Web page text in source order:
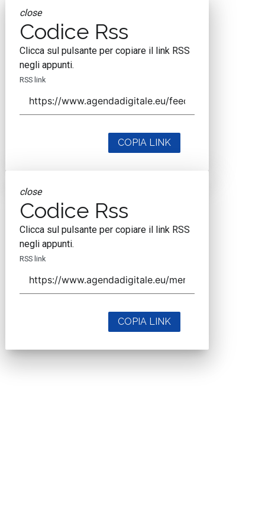
close
Codice Rss
Clicca sul pulsante per copiare il link RSS
negli appunti.
RSS link
COPIA LINK
close
Codice Rss
Clicca sul pulsante per copiare il link RSS
negli appunti.
RSS link
COPIA LINK